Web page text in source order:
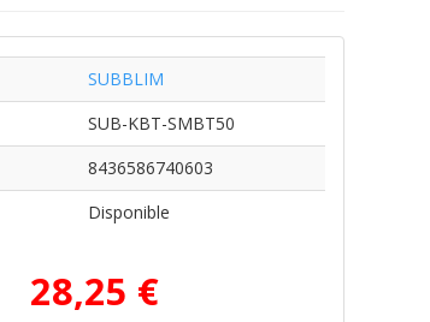
SUBBLIM
SUB-KBT-SMBT50
8436586740603
Disponible
28,25 €